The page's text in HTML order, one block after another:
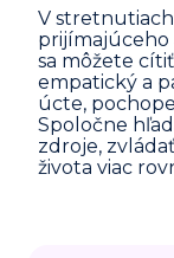
V
prijímajúceho
sa môžete
empatický a
úcte,
Spoločne
zdroje,
života viac